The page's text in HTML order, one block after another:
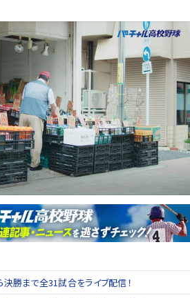
勝まで全31試合をライブ配信！